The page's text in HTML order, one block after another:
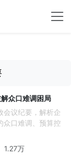
众口难调困局
会议纪要，解析企
众口难调、预算控
1.27万